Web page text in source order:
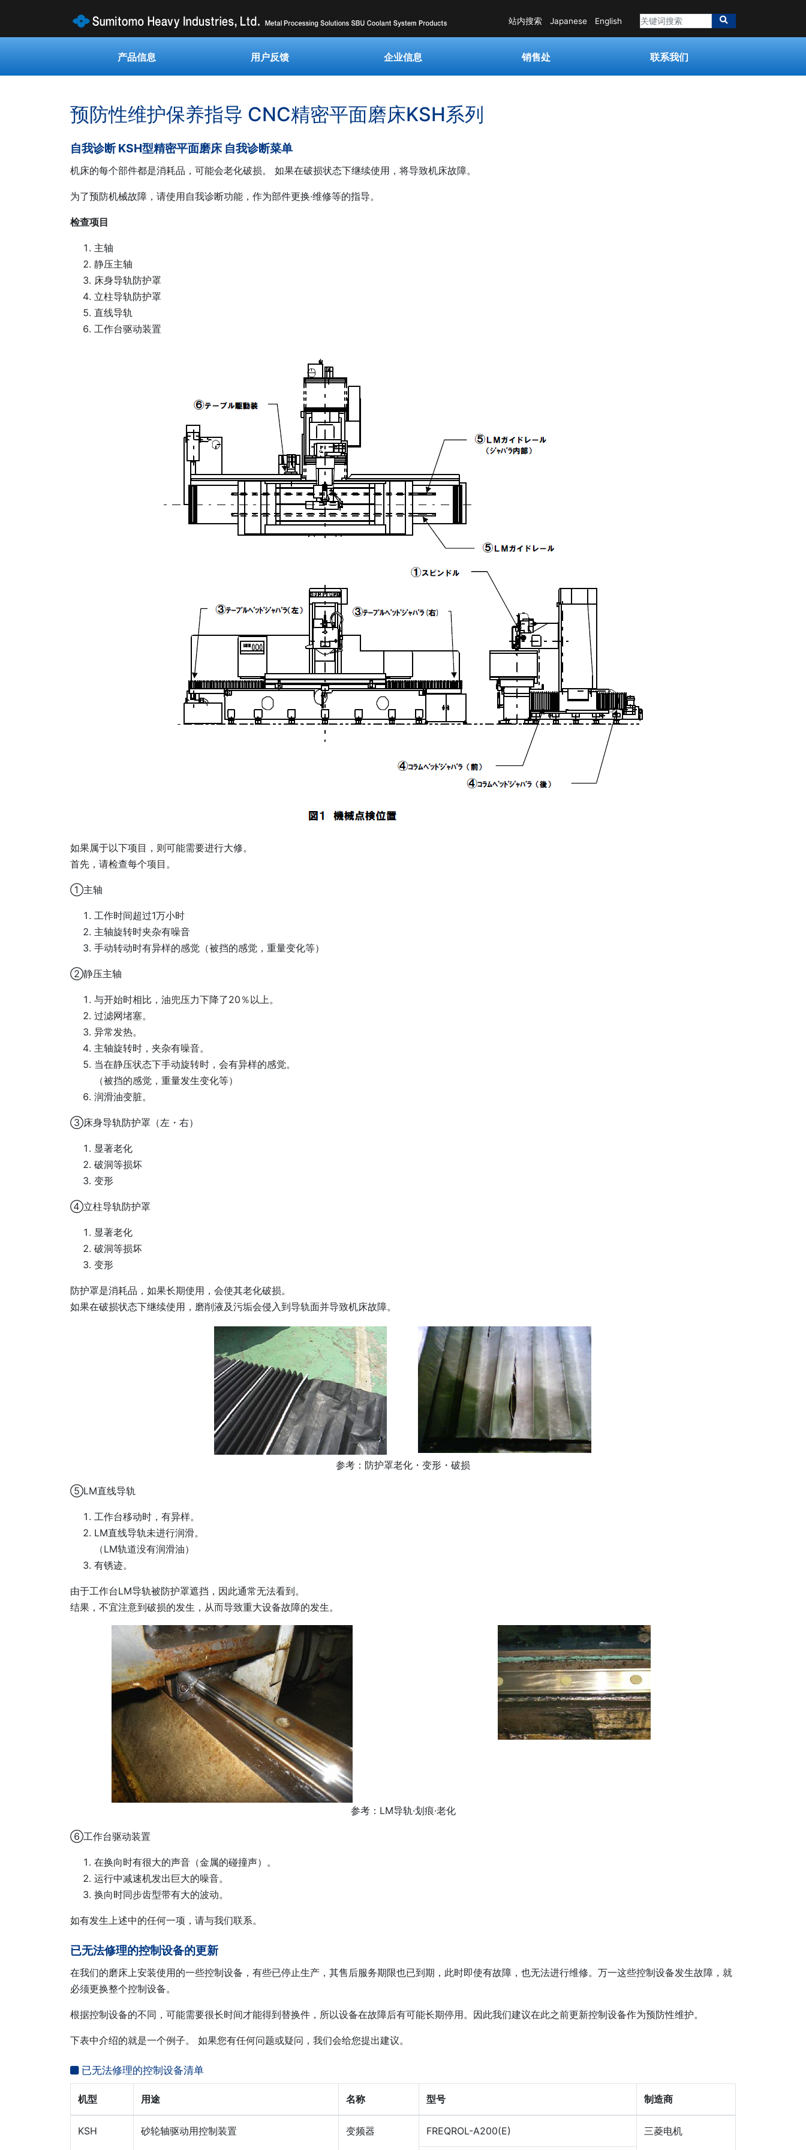
站内搜索 Japanese English
产品信息 用户反馈 企业信息 销售处 联系我们
预防性维护保养指导 CNC精密平面磨床KSH系列
自我诊断 KSH型精密平面磨床 自我诊断菜单
机床的每个部件都是消耗品，可能会老化破损。 如果在破损状态下继续使用，将导致机床故障。
为了预防机械故障，请使用自我诊断功能，作为部件更换·维修等的指导。
检查项目
主轴
静压主轴
床身导轨防护罩
立柱导轨防护罩
直线导轨
工作台驱动装置
如果属于以下项目，则可能需要进行大修。
首先，请检查每个项目。
①主轴
工作时间超过1万小时
主轴旋转时夹杂有噪音
手动转动时有异样的感觉（被挡的感觉，重量变化等）
②静压主轴
与开始时相比，油兜压力下降了20％以上。
过滤网堵塞。
异常发热。
主轴旋转时，夹杂有噪音。
当在静压状态下手动旋转时，会有异样的感觉。
（被挡的感觉，重量发生变化等）
润滑油变脏。
③床身导轨防护罩（左・右）
显著老化
破洞等损坏
变形
④立柱导轨防护罩
显著老化
破洞等损坏
变形
防护罩是消耗品，如果长期使用，会使其老化破损。
如果在破损状态下继续使用，磨削液及污垢会侵入到导轨面并导致机床故障。
参考：防护罩老化・变形・破损
⑤LM直线导轨
工作台移动时，有异样。
LM直线导轨未进行润滑。
（LM轨道没有润滑油）
有锈迹。
由于工作台LM导轨被防护罩遮挡，因此通常无法看到。
结果，不宜注意到破损的发生，从而导致重大设备故障的发生。
参考：LM导轨·划痕·老化
⑥工作台驱动装置
在换向时有很大的声音（金属的碰撞声）。
运行中减速机发出巨大的噪音。
换向时同步齿型带有大的波动。
如有发生上述中的任何一项，请与我们联系。
已无法修理的控制设备的更新
在我们的磨床上安装使用的一些控制设备，有些已停止生产，其售后服务期限也已到期，此时即使有故障，也无法进行维修。万一这些控制设备发生故障，就
必须更换整个控制设备。
根据控制设备的不同，可能需要很长时间才能得到替换件，所以设备在故障后有可能长期停用。因此我们建议在此之前更新控制设备作为预防性维护。
下表中介绍的就是一个例子。 如果您有任何问题或疑问，我们会给您提出建议。
已无法修理的控制设备清单
机型 用途 名称 型号 制造商
KSH 砂轮轴驱动用控制装置 变频器 FREQROL-A200(E) 三菱电机